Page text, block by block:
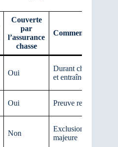
Couverte
par
l’assurance
chasse
Commentaires
Oui
Durant chasse
et entraînement
Oui Preuve requise
Non
Exclusion
majeure